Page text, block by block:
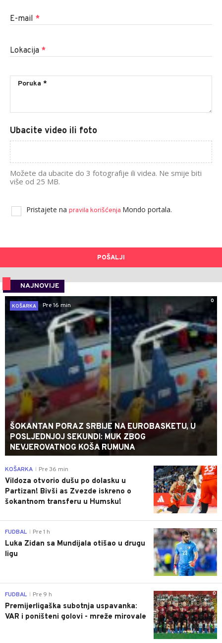
E-mail *
Lokacija *
Ubacite video ili foto
Možete da ubacite do 3 fotografije ili videa. Ne smije biti
više od 25 MB.
Pristajete na pravila korišćenja Mondo portala.
POŠALJI
NAJNOVIJE
0
KOŠARKA
Pre 16 min
ŠOKANTAN PORAZ SRBIJE NA EUROBASKETU, U
POSLJEDNJOJ SEKUNDI: MUK ZBOG
NEVJEROVATNOG KOŠA RUMUNA
0
KOŠARKA Pre 36 min
Vildoza otvorio dušu po dolasku u
Partizan! Bivši as Zvezde iskreno o
šokantnom transferu u Humsku!
0
FUDBAL Pre 1 h
Luka Zidan sa Mundijala otišao u drugu
ligu
0
FUDBAL Pre 9 h
Premijerligaška subotnja uspavanka:
VAR i poništeni golovi - mreže mirovale